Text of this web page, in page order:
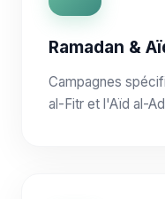
Ramadan &
Campagnes
al-Fitr et l'Aïd al-